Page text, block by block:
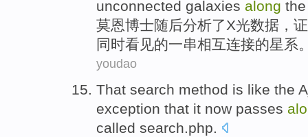
unconnected galaxies along the
莫恩博士随后分析了X光数据 ，
同时看见的一串相互连接的星系
youdao
That search method is like the
exception that it now passes
called search.php.